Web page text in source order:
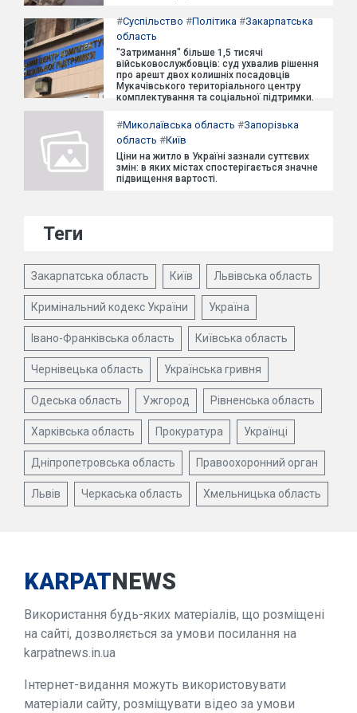
#Суспільство #Політика #Закарпатська
область
"Затримання" більше 1,5 тисячі
військовослужбовців: суд ухвалив рішення
про арешт двох колишніх посадовців
Мукачівського територіального центру
комплектування та соціальної підтримки.
#Миколаївська область #Запорізька
область #Київ
Ціни на житло в Україні зазнали суттєвих
змін: в яких містах спостерігається значне
підвищення вартості.
Теги
Закарпатська область Київ Львівська область
Кримінальний кодекс України Україна
Івано-Франківська область Київська область
Чернівецька область Українська гривня
Одеська область Ужгород Рівненська область
Харківська область Прокуратура Українці
Дніпропетровська область Правоохоронний орган
Львів Черкаська область Хмельницька область
KARPATNEWS
Використання будь-яких матеріалів, що розміщені
на сайті, дозволяється за умови посилання на
karpatnews.in.ua
Інтернет-видання можуть використовувати
матеріали сайту, розміщувати відео за умови